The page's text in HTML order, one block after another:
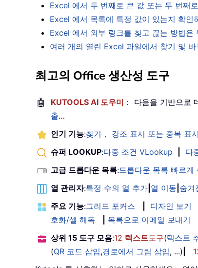
Excel 에서 두 번째로 큰 값 또는 두 번째
Excel 에서 목록에 특정 값이 있는지 확인
Excel 에서 외부 링크를 찾고 끊는 방법은
여러 개의 열린 Excel 파일에서 찾기 및
최고의 Office 생산성 도구
🤖 KUTOOLS AI 도우미 ： 다음을 기반으로
출…
인기 기능:찾기， 강조 표시 또는 중복 표시
슈퍼 LOOKUP:다중 조건 VLookup 다
고급 드롭다운 목록:드롭다운 목록 빠르게
열 관리자:특정 수의 열 추가 열 이동 숨겨
주요 기능:그리드 포커스 디자인 보기
호화/셀 해독
목록으로 이메일 보내기
상위 15 도구 모음:12 텍스트도구(텍스트
(QR 코드 삽입,경로에서 그림 삽입, ...)